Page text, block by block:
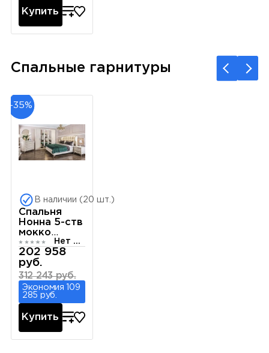
Купить
Спальные гарнитуры
-35%
В наличии (20 шт.)
Спальня
Нонна 5-ств
мокко
глянец
Нет отзывов
202 958
руб.
312 243 руб.
Экономия 109
285 руб.
Купить